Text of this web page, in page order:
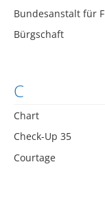
Bundesanstalt für
Bürgschaft
C
Chart
Check-Up 35
Courtage